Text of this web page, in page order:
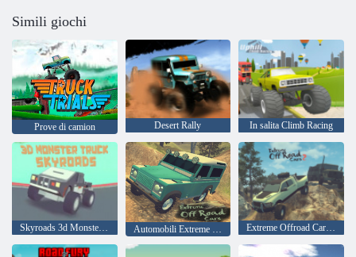
Simili giochi
Prove di camion Desert Rally In salita Climb Racing
Skyroads 3d Monster Truck Extreme Offroad Cars 2